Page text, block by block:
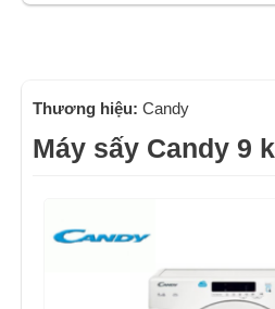
Thương hiệu: Candy
Máy sấy Candy 9